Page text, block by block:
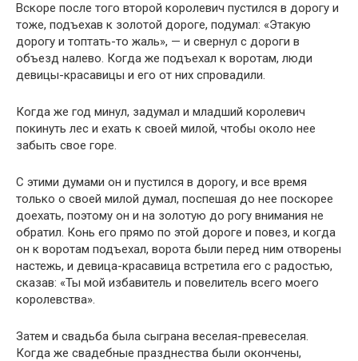
Вскоре после того второй королевич пустился в дорогу и
тоже, подъехав к золотой дороге, подумал: «Этакую
дорогу и топтать-то жаль», — и свернул с дороги в
объезд налево. Когда же подъехал к воротам, люди
девицы-красавицы и его от них спровадили.
Когда же год минул, задумал и младший королевич
покинуть лес и ехать к своей милой, чтобы около нее
забыть свое горе.
С этими думами он и пустился в дорогу, и все время
только о своей милой думал, поспешая до нее поскорее
доехать, поэтому он и на золотую до рогу внимания не
обратил. Конь его прямо по этой дороге и повез, и когда
он к воротам подъехал, ворота были перед ним отворены
настежь, и девица-красавица встретила его с радостью,
сказав: «Ты мой избавитель и повелитель всего моего
королевства».
Затем и свадьба была сыграна веселая-превеселая.
Когда же свадебные празднества были окончены,